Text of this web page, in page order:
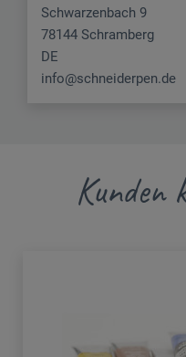
Schwarzenbach 9
78144 Schramberg
DE
info@schneiderpen.de
Kunden